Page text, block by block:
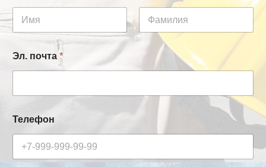
Фамилия
Эл. почта *
Телефон